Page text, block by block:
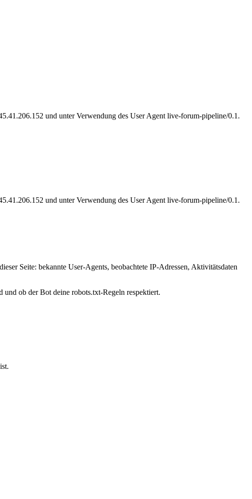
und unter Verwendung des User Agent live-forum-pipeline/0.1.
und unter Verwendung des User Agent live-forum-pipeline/0.1.
Seite: bekannte User-Agents, beobachtete IP-Adressen, Aktivitätsdaten
ob der Bot deine robots.txt-Regeln respektiert.